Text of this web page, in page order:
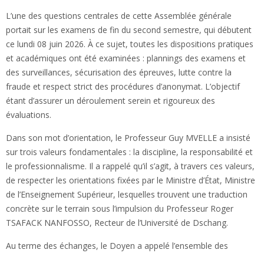
L’une des questions centrales de cette Assemblée générale
portait sur les examens de fin du second semestre, qui débutent
ce lundi 08 juin 2026. À ce sujet, toutes les dispositions pratiques
et académiques ont été examinées : plannings des examens et
des surveillances, sécurisation des épreuves, lutte contre la
fraude et respect strict des procédures d’anonymat. L’objectif
étant d’assurer un déroulement serein et rigoureux des
évaluations.
Dans son mot d’orientation, le Professeur Guy MVELLE a insisté
sur trois valeurs fondamentales : la discipline, la responsabilité et
le professionnalisme. Il a rappelé qu’il s’agit, à travers ces valeurs,
de respecter les orientations fixées par le Ministre d’État, Ministre
de l’Enseignement Supérieur, lesquelles trouvent une traduction
concrète sur le terrain sous l’impulsion du Professeur Roger
TSAFACK NANFOSSO, Recteur de l’Université de Dschang.
Au terme des échanges, le Doyen a appelé l’ensemble des